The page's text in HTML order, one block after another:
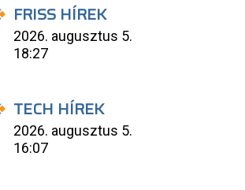
FRISS HÍREK
2026. augusztus 5.
18:27
TECH HÍREK
2026. augusztus 5.
16:07